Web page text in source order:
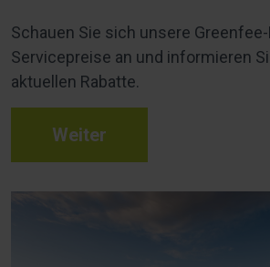
Schauen Sie sich unsere
Servicepreise an und informieren
aktuellen Rabatte.
Weiter